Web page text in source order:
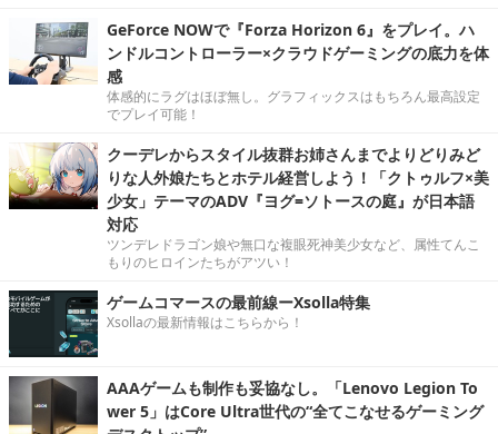
GeForce NOWで『Forza Horizon 6』をプレイ。ハ
ンドルコントローラー×クラウドゲーミングの底力を体
感
体感的にラグはほぼ無し。グラフィックスはもちろん最高設定
でプレイ可能！
クーデレからスタイル抜群お姉さんまでよりどりみど
りな人外娘たちとホテル経営しよう！「クトゥルフ×美
少女」テーマのADV『ヨグ=ソトースの庭』が日本語
対応
ツンデレドラゴン娘や無口な複眼死神美少女など、属性てんこ
もりのヒロインたちがアツい！
ゲームコマースの最前線ーXsolla特集
Xsollaの最新情報はこちらから！
AAAゲームも制作も妥協なし。「Lenovo Legion To
wer 5」はCore Ultra世代の“全てこなせるゲーミング